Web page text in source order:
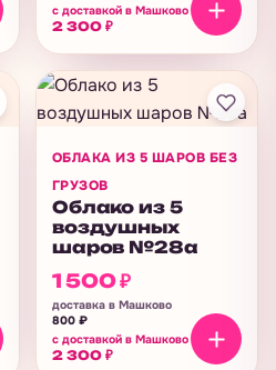
с доставкой в Машково
2 300 ₽
ОБЛАКА ИЗ 5 ШАРОВ БЕЗ
ГРУЗОВ
Облако из 5
воздушных
шаров №28а
1 500₽
доставка в Машково
800 ₽
с доставкой в Машково
2 300 ₽